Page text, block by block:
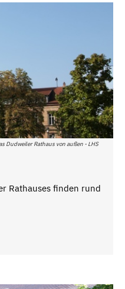
Dudweiler Rathaus von außen - LHS
Rathauses finden rund